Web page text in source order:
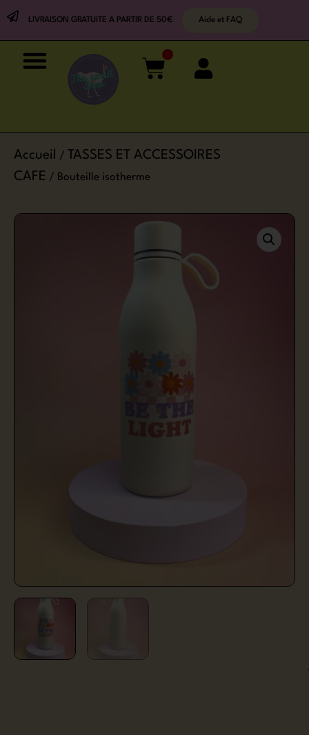
LIVRAISON GRATUITE A PARTIR DE 50€ Aide et FAQ
Accueil /
TASSES ET ACCESSOIRES
CAFE / Bouteille isotherme